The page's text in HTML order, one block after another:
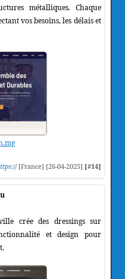
métalliques. Chaque
vos besoins, les délais et
:// [France] [26-04-2025] [#14]
crée des dressings sur
et design pour